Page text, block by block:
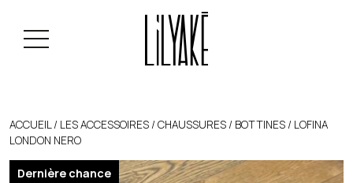
ACCUEIL / LES ACCESSOIRES /CHAUSSURES / BOTTINES / LOFINA
LONDON NERO
Dernière chance